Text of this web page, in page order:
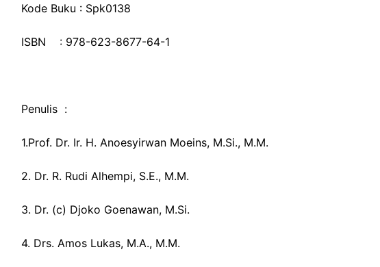
Kode Buku : Spk0138
ISBN : 978-623-8677-64-1
Penulis :
1.Prof. Dr. Ir. H. Anoesyirwan Moeins, M.Si., M.M.
2. Dr. R. Rudi Alhempi, S.E., M.M.
3. Dr. (c) Djoko Goenawan, M.Si.
4. Drs. Amos Lukas, M.A., M.M.